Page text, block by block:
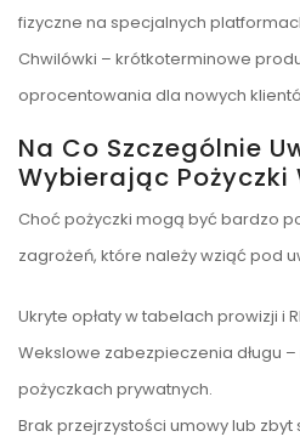
fizyczne na specjalnych
Chwilówki – krótkoterminowe
oprocentowania dla nowych
Na Co Szczególnie
Wybierając Pożyczki
Choć pożyczki mogą być bardzo
zagrożeń, które należy wziąć pod
Ukryte opłaty w tabelach prowizji i
Wekslowe zabezpieczenia długu –
pożyczkach prywatnych.
Brak przejrzystości umowy lub zbyt